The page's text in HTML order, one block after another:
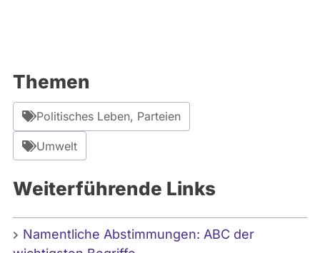
v
Themen
Politisches Leben, Parteien
Umwelt
Weiterführende Links
Namentliche Abstimmungen: ABC der